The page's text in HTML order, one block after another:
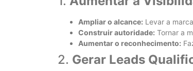
Ampliar o alcance: Levar a
Construir autoridade: Tornar a
Aumentar o reconhecimento:
2. Gerar Leads